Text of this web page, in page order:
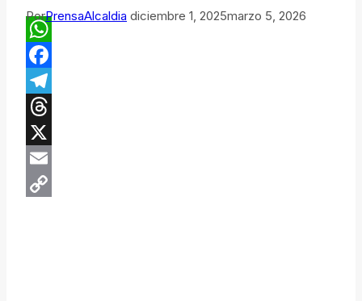
PorPrensaAlcaldia diciembre 1, 2025marzo 5, 2026
WhatsApp
Facebook
Telegram
Threads
X
Email